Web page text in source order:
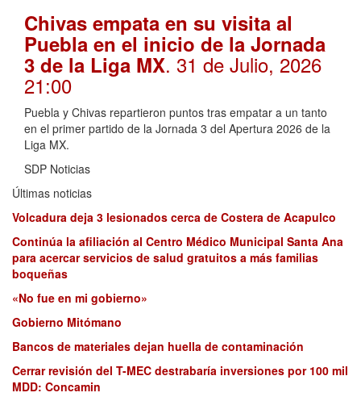
Chivas empata en su visita al
Puebla en el inicio de la Jornada
3 de la Liga MX. 31 de Julio, 2026
21:00
Puebla y Chivas repartieron puntos tras empatar a un tanto
en el primer partido de la Jornada 3 del Apertura 2026 de la
Liga MX.
SDP Noticias
Últimas noticias
Volcadura deja 3 lesionados cerca de Costera de Acapulco
Continúa la afiliación al Centro Médico Municipal Santa Ana
para acercar servicios de salud gratuitos a más familias
boqueñas
«No fue en mi gobierno»
Gobierno Mitómano
Bancos de materiales dejan huella de contaminación
Cerrar revisión del T-MEC destrabaría inversiones por 100 mil
MDD: Concamin